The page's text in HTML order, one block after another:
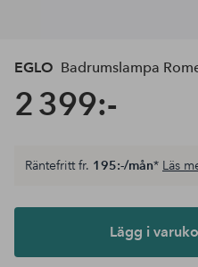
EGLO Badrumslampa
2 399:-
Lägg i
Räntefritt fr. 195:-/mån* Läs
Lägg i